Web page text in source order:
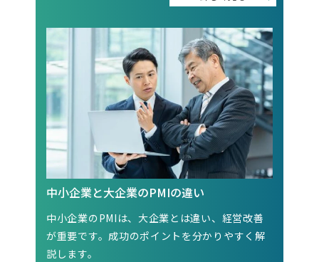
中小企業と大企業のPMIの違い
中小企業のPMIは、大企業とは違い、経営改善
が重要です。成功のポイントを分かりやすく解
説します。